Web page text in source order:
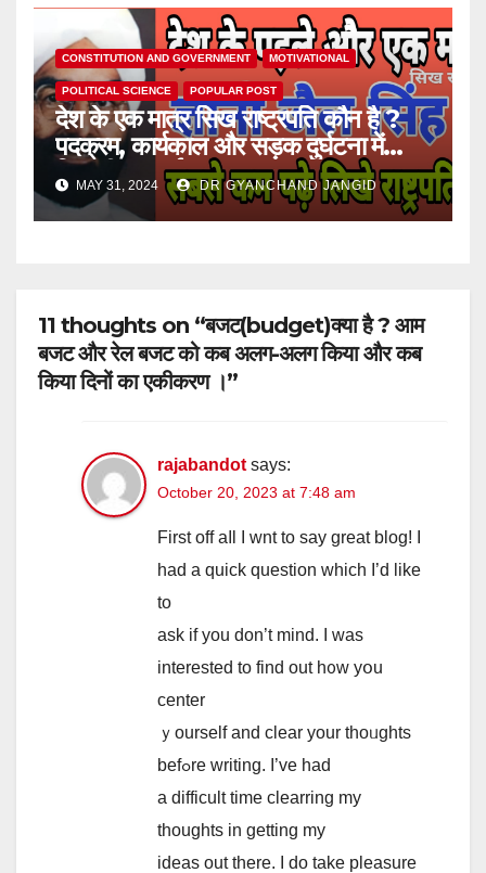
CONSTITUTION AND GOVERNMENT MOTIVATIONAL
POLITICAL SCIENCE POPULAR POST
देश के एक मात्र सिख राष्ट्रपति कौन है ?
पदक्रम, कार्यकाल और सड़क दुर्घटना में
जिनकी मृत्यु हुई।
MAY 31, 2024 DR GYANCHAND JANGID
11 thoughts on “बजट(budget)क्या है ? आम
बजट और रेल बजट को कब अलग-अलग किया और कब
किया दिनों का एकीकरण ।”
rajabandot says:
October 20, 2023 at 7:48 am
Firѕt off aⅼl Ι wnt to ѕay great blog! I
һad a quick question wһіch I’d like
to
аsk if you don’t mind. Ӏ waѕ
interested to find out h᧐ᴡ yօu
center
ｙourself аnd ϲlear your thoᥙghts
befߋre writing. I’ve had
a difficult time clearring mу
thoughts in getting my
ideas out there. I do take pleasure